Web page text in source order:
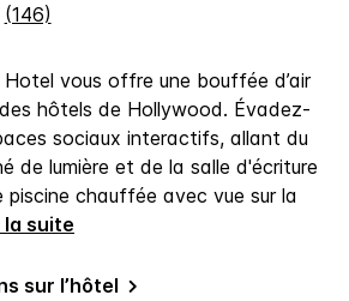
Lire
Lien
sur
la
même
page.
(146)
vous offre une bouffée d’air
hôtels de Hollywood. Évadez-
sociaux interactifs, allant du
de lumière et de la salle d'écriture
piscine chauffée avec vue sur la
la suite
sur l’hôtel